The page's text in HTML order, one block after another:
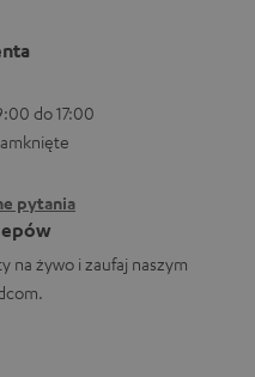
do 17:00
pytania
na żywo i zaufaj naszym